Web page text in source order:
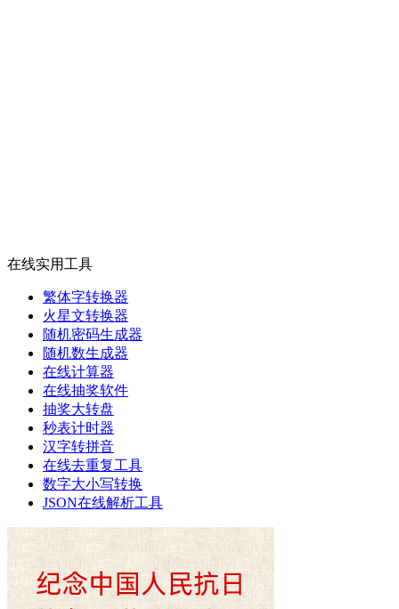
在线实用工具
繁体字转换器
火星文转换器
随机密码生成器
随机数生成器
在线计算器
在线抽奖软件
抽奖大转盘
秒表计时器
汉字转拼音
在线去重复工具
数字大小写转换
JSON在线解析工具